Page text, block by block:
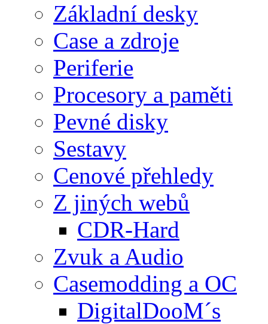
Základní desky
Case a zdroje
Periferie
Procesory a paměti
Pevné disky
Sestavy
Cenové přehledy
Z jiných webů
CDR-Hard
Zvuk a Audio
Casemodding a OC
DigitalDooM´s